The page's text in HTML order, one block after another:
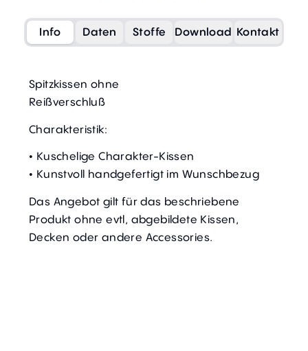
Info Daten Stoffe Download Kontakt
Spitzkissen ohne
Reißverschluß
Charakteristik:
• Kuschelige Charakter-Kissen
• Kunstvoll handgefertigt im Wunschbezug
Das Angebot gilt für das beschriebene
Produkt ohne evtl, abgebildete Kissen,
Decken oder andere Accessories.